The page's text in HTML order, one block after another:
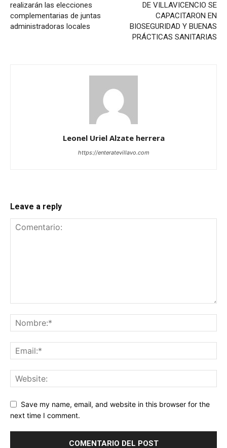
realizarán las elecciones
complementarias de juntas
administradoras locales
DE VILLAVICENCIO SE
CAPACITARON EN
BIOSEGURIDAD Y BUENAS
PRÁCTICAS SANITARIAS
Leonel Uriel Alzate herrera
https://enteratevillavo.com
Leave a reply
Save my name, email, and website in this browser for the
next time I comment.